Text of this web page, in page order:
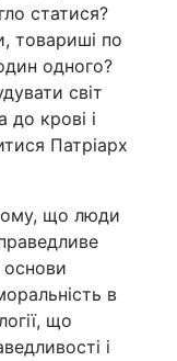
статися?
товариші по
одного?
світ
до крові і
Патріарх
що люди
основи
в
що
і